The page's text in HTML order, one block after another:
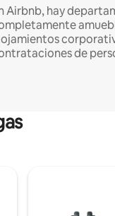
Airbnb, hay
de